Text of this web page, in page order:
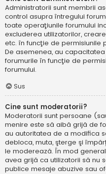
Administratorii sunt membrii
control asupra întregului
toate operaţiunile forumului
excluderea utilizatorilor,
etc. în funcţie de permisiunile
De asemenea, au
forumurile în funcţie de
forumului.
Sus
Cine sunt moderatorii?
Moderatorii sunt persoane
menire este să aibă grijă de
au autoritatea de a modifica
debloca, muta, şterge şi
le moderează. În mod
avea grijă ca utilizatorii să nu
publice mesaje abuzive sau